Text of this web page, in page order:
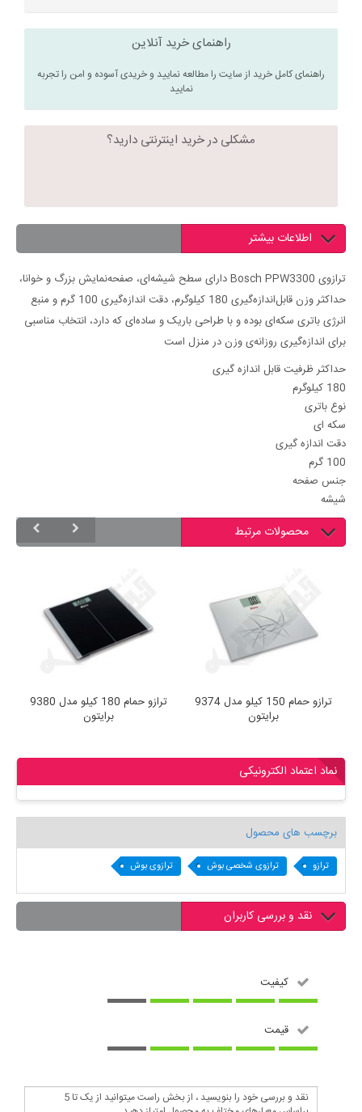
راهنمای خرید آنلاین
راهنمای کامل خرید از سایت را مطالعه نمایید و خریدی آسوده و امن را تجربه
نمایید
مشکلی در خرید اینترنتی دارید؟
اطلاعات بیشتر
ترازوی Bosch PPW3300 دارای سطح شیشه‌ای، صفحه‌نمایش بزرگ و خوانا،
حداکثر وزن قابل‌اندازه‌گیری 180 کیلوگرم، دقت اندازه‌گیری 100 گرم و منبع
انرژی باتری سکه‌ای بوده و با طراحی باریک و ساده‌ای که دارد، انتخاب مناسبی
برای اندازه‌گیری روزانه‌ی وزن در منزل است
حداکثر ظرفیت قابل اندازه گیری
180 کیلوگرم
نوع باتری
سکه ای
دقت اندازه گیری
100 گرم
جنس صفحه
شیشه
محصولات مرتبط
ترازو حمام 180 کیلو مدل 9380
برایتون
ترازو حمام 150 کیلو مدل 9374
برایتون
نماد اعتماد الکترونیکی
برچسب های محصول
ترازو ترازوی شخصی بوش ترازوی بوش
نقد و بررسی کاربران
کیفیت
قیمت